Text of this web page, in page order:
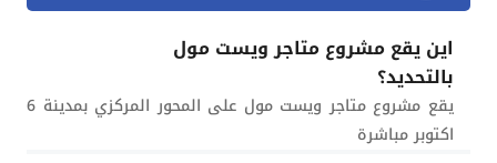
اين يقع مشروع متاجر ويست مول
بالتحديد؟
يقع مشروع متاجر ويست مول على المحور المركزي بمدينة 6
اكتوبر مباشرة